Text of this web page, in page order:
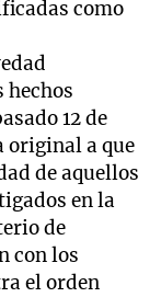
como
12 de
original a que
de aquellos
en la
de
con los
el orden